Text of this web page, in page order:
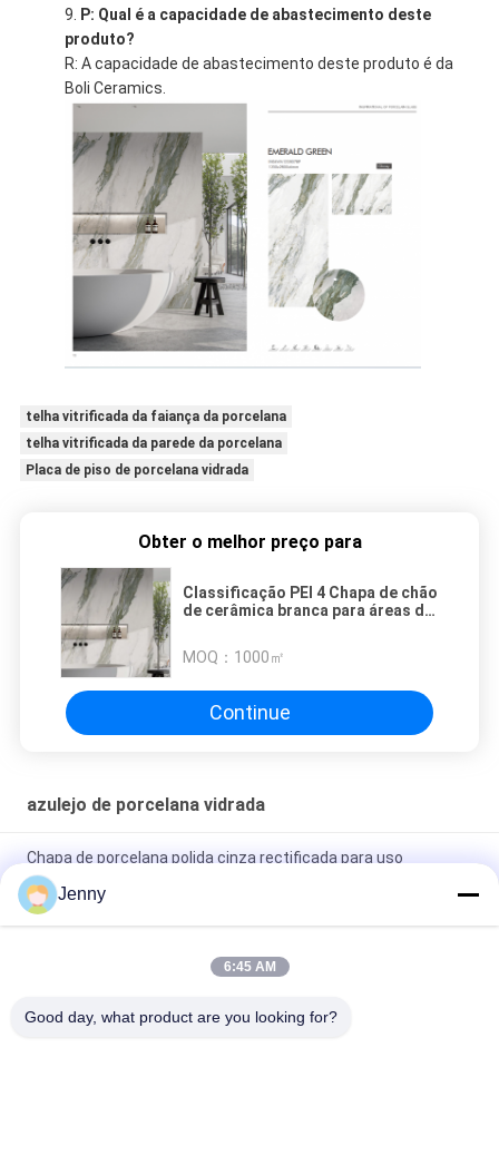
P: Qual é a capacidade de abastecimento deste
produto?
R: A capacidade de abastecimento deste produto é da
Boli Ceramics.
telha vitrificada da faiança da porcelana
telha vitrificada da parede da porcelana
Placa de piso de porcelana vidrada
Obter o melhor preço para
Classificação PEI 4 Chapa de chão
de cerâmica branca para áreas de
MOQ： 1000㎡
Continue
azulejo de porcelana vidrada
Chapa de porcelana polida cinza rectificada para uso
residencial / comercial
Chapa de porcelana rectificada de vidro brilhante com
acabamento polido de baixa absorção de água PEI Rating 4
acabamento com 0,05% de absorção de água
Jenny
6:45 AM
Good day, what product are you looking for?